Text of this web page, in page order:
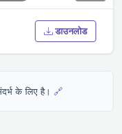
डाउनलोड
के लिए है। 🔗